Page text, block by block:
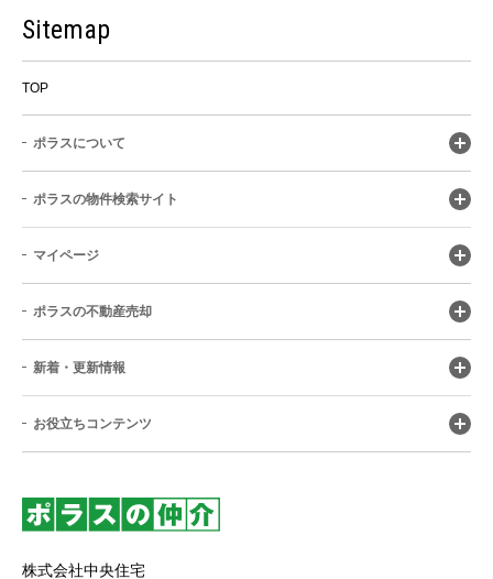
Sitemap
TOP
ポラスについて
ポラスの物件検索サイト
マイページ
ポラスの不動産売却
新着・更新情報
お役立ちコンテンツ
株式会社中央住宅